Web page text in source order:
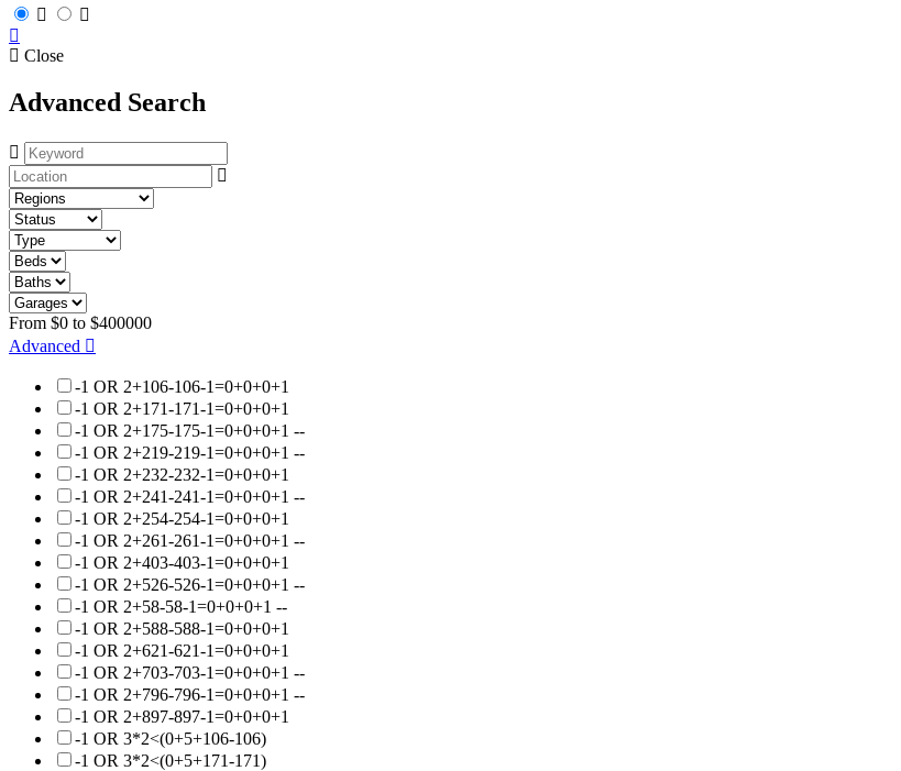
Close
Advanced Search
From $0 to $400000
Advanced
-1 OR 2+106-106-1=0+0+0+1
-1 OR 2+171-171-1=0+0+0+1
-1 OR 2+175-175-1=0+0+0+1 --
-1 OR 2+219-219-1=0+0+0+1 --
-1 OR 2+232-232-1=0+0+0+1
-1 OR 2+241-241-1=0+0+0+1 --
-1 OR 2+254-254-1=0+0+0+1
-1 OR 2+261-261-1=0+0+0+1 --
-1 OR 2+403-403-1=0+0+0+1
-1 OR 2+526-526-1=0+0+0+1 --
-1 OR 2+58-58-1=0+0+0+1 --
-1 OR 2+588-588-1=0+0+0+1
-1 OR 2+621-621-1=0+0+0+1
-1 OR 2+703-703-1=0+0+0+1 --
-1 OR 2+796-796-1=0+0+0+1 --
-1 OR 2+897-897-1=0+0+0+1
-1 OR 3*2<(0+5+106-106)
-1 OR 3*2<(0+5+171-171)